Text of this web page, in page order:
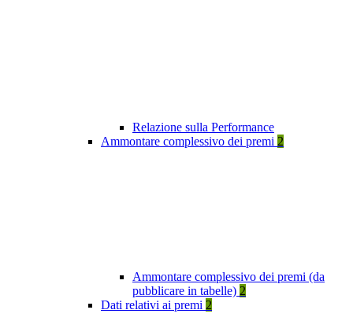
Relazione sulla Performance
Ammontare complessivo dei premi 2
Ammontare complessivo dei premi (da
pubblicare in tabelle) 2
Dati relativi ai premi 2